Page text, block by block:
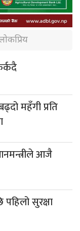
महँगी प्रति
आजै
पहिलो सुरक्षा